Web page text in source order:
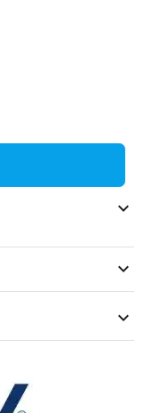
keyboard_arrow_down
keyboard_arrow_down
keyboard_arrow_down